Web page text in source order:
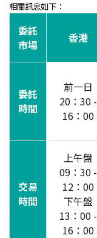
相關訊息如下：
委託
市場
香港
委託
時間
前一日
20：30 -
16：00
交易
時間
上午盤
09：30 -
12：00
下午盤
13：00 -
16：00